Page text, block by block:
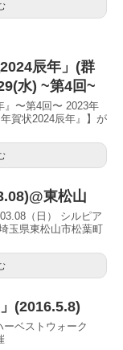
辰年」(群
水) ~第4回~
〜第4回〜 2023年
賀状2024辰年』】が
東松山
（日） シルピア
玉県東松山市松葉町
(2016.5.8)
ベストウォーク